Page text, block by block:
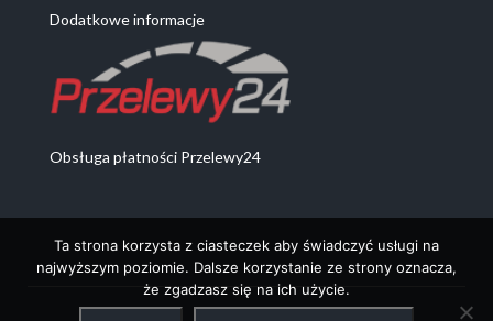
Ta strona korzysta z ciasteczek aby świadczyć usługi na
najwyższym poziomie. Dalsze korzystanie ze strony oznacza,
że zgadzasz się na ich użycie.
Dodatkowe informacje
Obsługa płatności Przelewy24